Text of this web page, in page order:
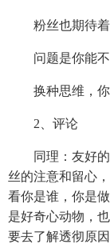
粉丝也期待着
问题是你能不
换种思维，你
2、评论
同理：友好的
丝的注意和留心
看你是谁，你是
是好奇心动物，
要去了解透彻原